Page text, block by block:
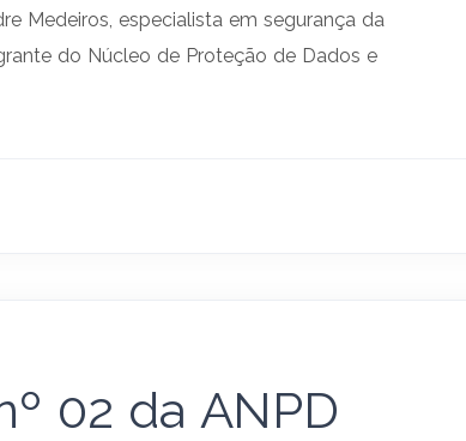
Medeiros, especialista em segurança da
do Núcleo de Proteção de Dados e
02 da ANPD